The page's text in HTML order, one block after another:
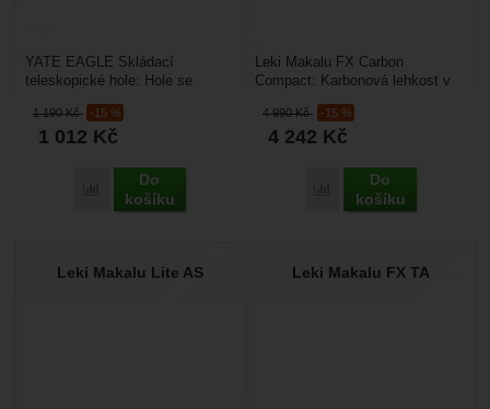
1 190Kč -15 %
1 012 Kč
Přidat 'Yate Eagle' k porovnání
Do
košíku
YATE EAGLE Skládací
teleskopické hole: Hole se
trekkingu, turistice a na...
4 990Kč -15 %
4 242 Kč
Přidat 'Leki Makalu FX
Do
košíku
Leki Makalu FX Carbon
Compact: Karbonová lehkost v
Carbon Compact je "vlajkovou...
Leki Makalu Lite AS Leki Makalu FX TA